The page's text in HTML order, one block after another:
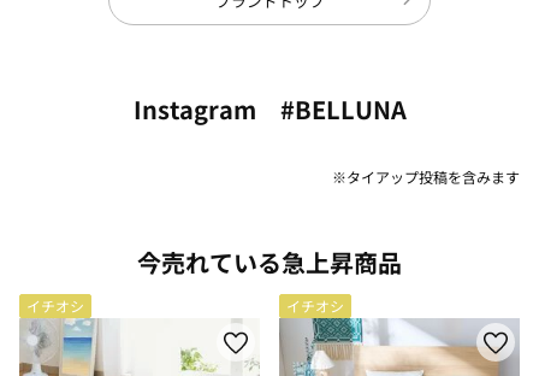
Instagram #BELLUNA
※タイアップ投稿を含みます
今売れている急上昇商品
イチオシ イチオシ